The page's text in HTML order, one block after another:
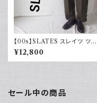
【00s】SLATES スレイツ ツー
タック スラックス リーバイス Le
vi's カーキグリーン 古着
¥12,800
セール中の商品